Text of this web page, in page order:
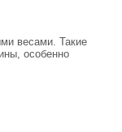
весами. Такие
особенно